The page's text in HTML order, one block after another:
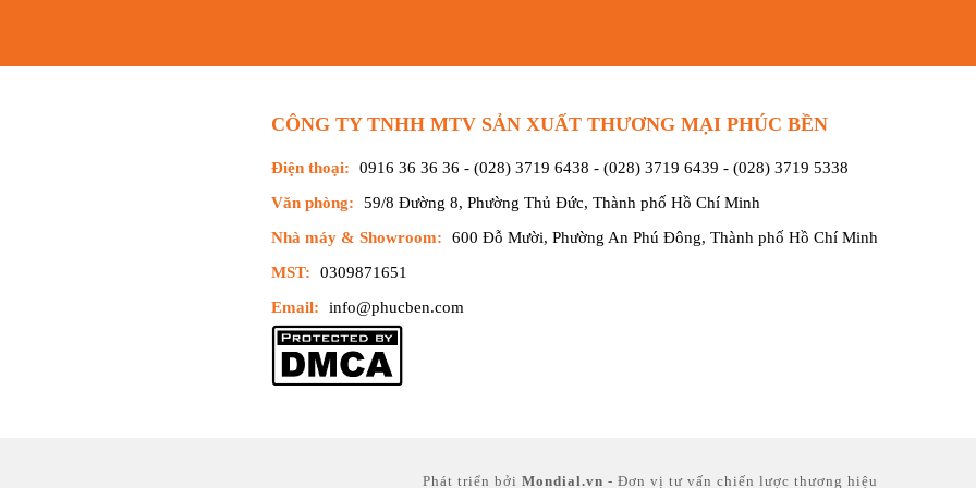
CÔNG TY TNHH MTV SẢN XUẤT THƯƠNG MẠI PHÚC BỀN
Điện thoại: 0916 36 36 36 - (028) 3719 6438 - (028) 3719 6439 - (028) 3719 5338
Văn phòng:
59/8 Đường 8, Phường Thủ Đức, Thành phố Hồ Chí Minh
Nhà máy & Showroom:
600 Đỗ Mười, Phường An Phú Đông, Thành phố Hồ Chí Minh
MST:
0309871651
Email:
info@phucben.com
Phát triển bởi Mondial.vn - Đơn vị tư vấn chiến lược thương hiệu